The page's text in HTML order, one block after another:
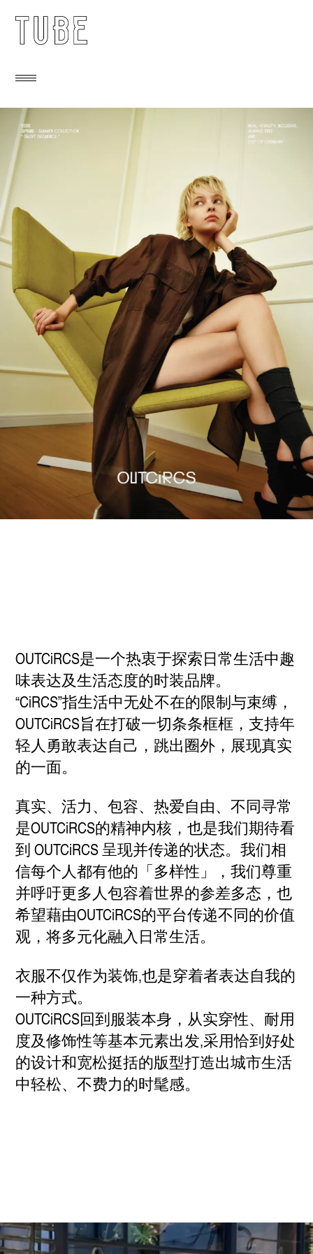
OUTCiRCS是一个热衷于探索日常生活中趣
味表达及生活态度的时装品牌。
“CiRCS”指生活中无处不在的限制与束缚，
OUTCiRCS旨在打破一切条条框框，支持年
轻人勇敢表达自己，跳出圈外，展现真实
的一面。
真实、活力、包容、热爱自由、不同寻常
是OUTCiRCS的精神内核，也是我们期待看
到 OUTCiRCS 呈现并传递的状态。我们相
信每个人都有他的「多样性」，我们尊重
并呼吁更多人包容着世界的参差多态，也
希望藉由OUTCiRCS的平台传递不同的价值
观，将多元化融入日常生活。
衣服不仅作为装饰,也是穿着者表达自我的
一种方式。
OUTCiRCS回到服装本身，从实穿性、耐用
度及修饰性等基本元素出发,采用恰到好处
的设计和宽松挺括的版型打造出城市生活
中轻松、不费力的时髦感。